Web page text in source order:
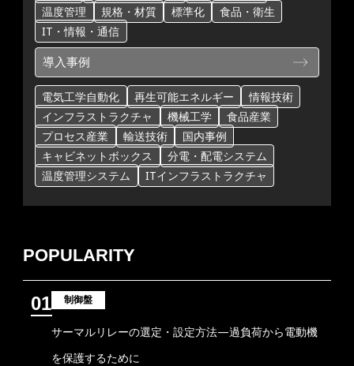
温度管理
規格・材質 標準化
食品・衛生
IT・情報・通信
導入事例
電気工学自動化 再生可能エネルギー
情報技術
インフラストラクチャ
機械工学
食品産業
プロセス産業
輸送技術
国内事例
キャビネットボックス
分電・配電システム
温度管理システム
ITインフラストラクチャ
POPULARITY
01 制御盤
サーマルリレーの選定・設定方法―過負荷から電動機
を保護するために